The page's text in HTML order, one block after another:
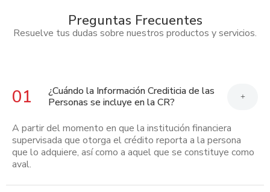
Preguntas Frecuentes
Resuelve tus dudas sobre nuestros productos y servicios.
01
¿Cuándo la Información Crediticia de las
Personas se incluye en la CR?
+
A partir del momento en que la institución financiera
supervisada que otorga el crédito reporta a la persona
que lo adquiere, así como a aquel que se constituye como
aval.